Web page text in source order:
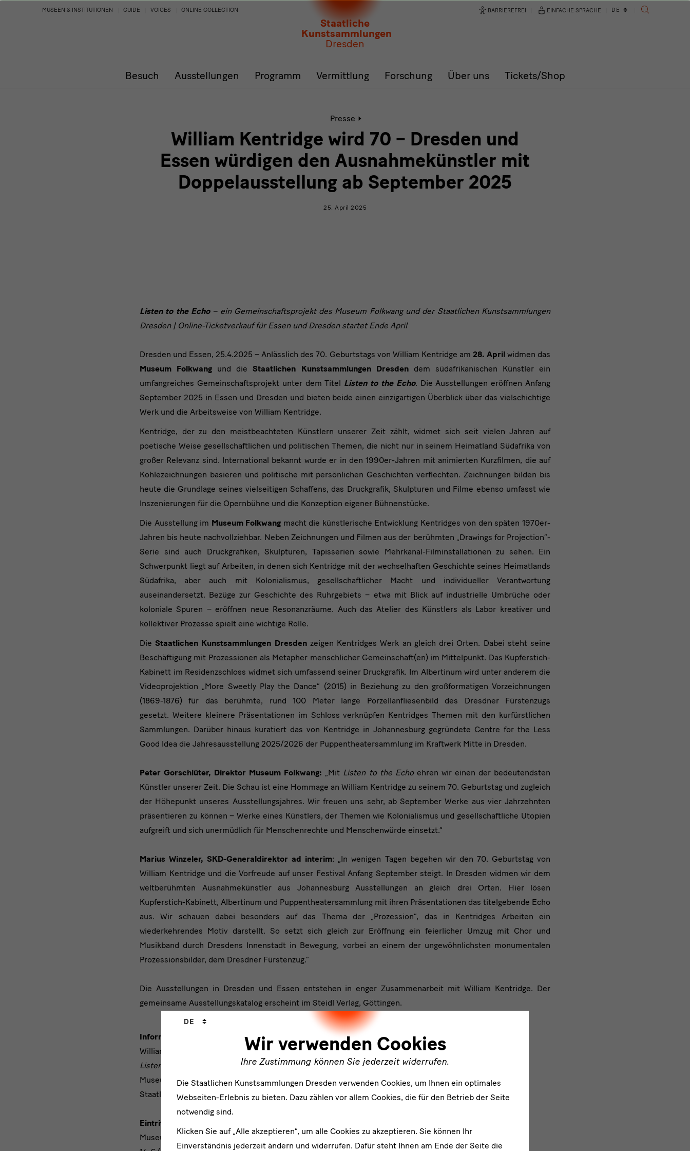
Staatliche
Kunstsammlungen
Dresden
William
Doppelausstellung
September
Besuch Ausstellungen Programm Vermittlung Forschung Über uns Tickets/Shop
MUSEEN & INSTITUTIONEN GUIDE VOICES ONLINE COLLECTION BARRIEREFREI EINFACHE SPRACHE
Sprachwechsler
DE
SUCHE
Presse
Kentridge
70
Dresden
Essen
William Kentridge wird 70 – Dresden und
Essen würdigen den Ausnahmekünstler mit
Doppelausstellung ab September 2025
25. April 2025
Listen
to
the
Echo
Listen to the Echo– ein Gemeinschaftsprojekt des Museum Folkwang und der Staatlichen Kunstsammlungen
Dresden | Online-Ticketverkauf für Essen und Dresden startet Ende April
Dresden und Essen, 25.4.2025 – Anlässlich des 70. Geburtstags von William Kentridge am 28. April widmen das
Museum Folkwang und dieStaatlichen Kunstsammlungen Dresdendem südafrikanischen Künstler ein
umfangreiches Gemeinschaftsprojekt unter dem Titel Listen to the Echo. Die Ausstellungen eröffnen Anfang
September 2025 in Essen und Dresden und bieten beide einen einzigartigen Überblick über das vielschichtige
Werk und die Arbeitsweise von William Kentridge.
Kentridge, der zu den meistbeachteten Künstlern unserer Zeit zählt, widmet sich seit vielen Jahren auf
poetische Weise gesellschaftlichen und politischen Themen, die nicht nur in seinem Heimatland Südafrika von
großer Relevanz sind. International bekannt wurde er in den 1990er-Jahren mit animierten Kurzfilmen, die auf
Kohlezeichnungen basieren und politische mit persönlichen Geschichten verflechten. Zeichnungen bilden bis
heute die Grundlage seines vielseitigen Schaffens, das Druckgrafik, Skulpturen und Filme ebenso umfasst wie
Inszenierungen für die Opernbühne und die Konzeption eigener Bühnenstücke.
Die Ausstellung im Museum Folkwang macht die künstlerische Entwicklung Kentridges von den späten 1970er-
Jahren bis heute nachvollziehbar. Neben Zeichnungen und Filmen aus der berühmten „Drawings for Projection“-
Serie sind auch Druckgrafiken, Skulpturen, Tapisserien sowie Mehrkanal-Filminstallationen zu sehen. Ein
Schwerpunkt liegt auf Arbeiten, in denen sich Kentridge mit der wechselhaften Geschichte seines Heimatlands
Südafrika, aber auch mit Kolonialismus, gesellschaftlicher Macht und individueller Verantwortung
auseinandersetzt. Bezüge zur Geschichte des Ruhrgebiets – etwa mit Blick auf industrielle Umbrüche oder
koloniale Spuren – eröffnen neue Resonanzräume. Auch das Atelier des Künstlers als Labor kreativer und
kollektiver Prozesse spielt eine wichtige Rolle.
DieStaatlichen Kunstsammlungen Dresdenzeigen Kentridges Werk an gleich drei Orten. Dabei steht seine
Beschäftigung mit Prozessionen als Metapher menschlicher Gemeinschaft(en) im Mittelpunkt. Das Kupferstich-
Kabinett im Residenzschloss widmet sich umfassend seiner Druckgrafik. Im Albertinum wird unter anderem die
Videoprojektion „More Sweetly Play the Dance“ (2015) in Beziehung zu den großformatigen Vorzeichnungen
(1869-1876) für das berühmte, rund 100 Meter lange Porzellanfliesenbild des Dresdner Fürstenzugs
gesetzt. Weitere kleinere Präsentationen im Schloss verknüpfen Kentridges Themen mit den kurfürstlichen
Sammlungen. Darüber hinaus kuratiert das von Kentridge in Johannesburg gegründete Centre for the Less
Good Idea die Jahresausstellung 2025/2026 der Puppentheatersammlung im Kraftwerk Mitte in Dresden.
Peter Gorschlüter, Direktor Museum Folkwang: „Mit Listen to the Echoehren wir einen der bedeutendsten
Künstler unserer Zeit. Die Schau ist eine Hommage an William Kentridge zu seinem 70. Geburtstag und zugleich
der Höhepunkt unseres Ausstellungsjahres. Wir freuen uns sehr, ab September Werke aus vier Jahrzehnten
präsentieren zu können – Werke eines Künstlers, der Themen wie Kolonialismus und gesellschaftliche Utopien
aufgreift und sich unermüdlich für Menschenrechte und Menschenwürde einsetzt.“
Marius Winzeler, SKD-Generaldirektor ad interim: „In wenigen Tagen begehen wir den 70. Geburtstag von
William Kentridge und die Vorfreude auf unser Festival Anfang September steigt. In Dresden widmen wir dem
weltberühmten Ausnahmekünstler aus Johannesburg Ausstellungen an gleich drei Orten. Hier lösen
Kupferstich-Kabinett, Albertinum und Puppentheatersammlung mit ihren Präsentationen das titelgebende Echo
aus. Wir schauen dabei besonders auf das Thema der „Prozession“, das in Kentridges Arbeiten ein
wiederkehrendes Motiv darstellt. So setzt sich gleich zur Eröffnung ein feierlicher Umzug mit Chor und
Musikband durch Dresdens Innenstadt in Bewegung, vorbei an einem der ungewöhnlichsten monumentalen
Prozessionsbilder, dem Dresdner Fürstenzug.“
Die Ausstellungen in Dresden und Essen entstehen in enger Zusammenarbeit mit William Kentridge. Der
gemeinsame Ausstellungskatalog erscheint im Steidl Verlag, Göttingen.
Informationen
William Kentridge in Dresden und Essen
Listen to the Echo
Museum Folkwang: 4. September 2025 – 18. Januar 2026
Staatliche Kunstsammlungen Dresden: ab 6. September 2025
Eintrittspreise
Museum Folkwang:
Wir verwenden Cookies
Ihre Zustimmung können Sie jederzeit widerrufen.
Sprachwechsler
DE
Die Staatlichen Kunstsammlungen Dresden verwenden Cookies, um Ihnen ein optimales
Webseiten-Erlebnis zu bieten. Dazu zählen vor allem Cookies, die für den Betrieb der Seite
notwendig sind.
Klicken Sie auf „Alle akzeptieren“, um alle Cookies zu akzeptieren. Sie können Ihr
Einverständnis jederzeit ändern und widerrufen. Dafür steht Ihnen am Ende der Seite die